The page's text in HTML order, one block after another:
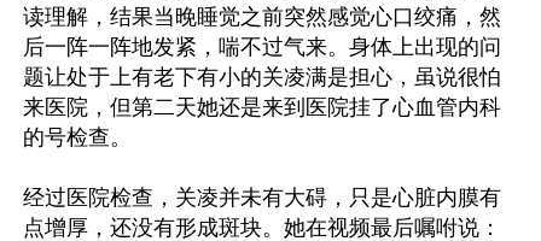
读理解，结果当晚睡觉之前突然感觉心口绞痛，然
后一阵一阵地发紧，喘不过气来。身体上出现的问
题让处于上有老下有小的关凌满是担心，虽说很怕
来医院，但第二天她还是来到医院挂了心血管内科
的号检查。
经过医院检查，关凌并未有大碍，只是心脏内膜有
点增厚，还没有形成斑块。她在视频最后嘱咐说：